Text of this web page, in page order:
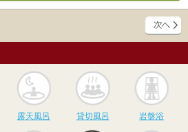
け流し 露天風呂
露天風呂
貸切風呂
貸切風呂 岩盤浴